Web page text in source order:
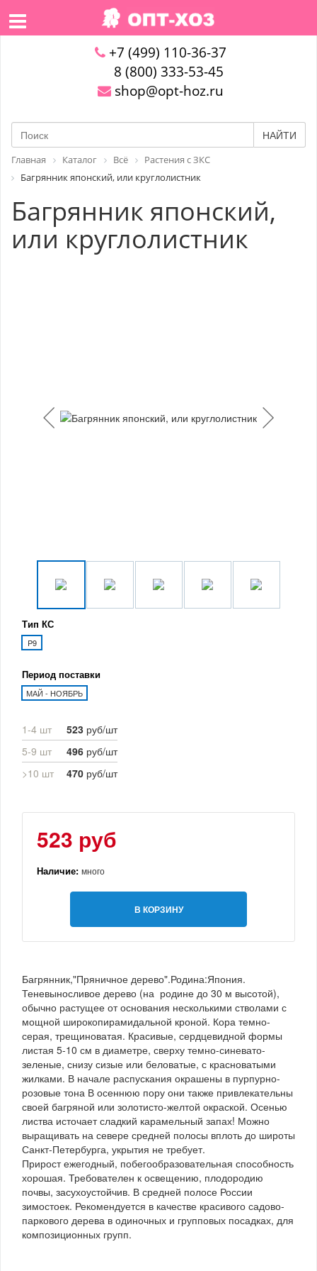
+7 (499) 110-36-37
8 (800) 333-53-45
shop@opt-hoz.ru
НАЙТИ
Главная Каталог Всё
Растения с ЗКС
Багрянник японский, или круглолистник
Багрянник японский,
или круглолистник
Тип КС
P9
Период поставки
МАЙ - НОЯБРЬ
1-4 шт 523 руб/шт
5-9 шт
496 руб/шт
>10 шт
470 руб/шт
523 руб
Наличие: много
В КОРЗИНУ
Багрянник,"Пряничное дерево".Родина:Япония.
Теневыносливое дерево (на родине до 30 м высотой),
обычно растущее от основания несколькими стволами с
мощной широкопирамидальной кроной. Кора темно-
серая, трещиноватая. Красивые, сердцевидной формы
листая 5-10 см в диаметре, сверху темно-синевато-
зеленые, снизу сизые или беловатые, с красноватыми
жилками. В начале распускания окрашены в пурпурно-
розовые тона В осеннюю пору они также привлекательны
своей багряной или золотисто-желтой окраской. Осенью
листва источает сладкий карамельный запах! Можно
выращивать на севере средней полосы вплоть до широты
Санкт-Петербурга, укрытия не требует.
Прирост ежегодный, побегообразовательная способность
хорошая. Требователен к освещению, плодородию
почвы, засухоустойчив. В средней полосе России
зимостоек. Рекомендуется в качестве красивого садово-
паркового дерева в одиночных и групповых посадках, для
композиционных групп.